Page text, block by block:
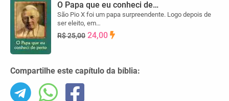
O Papa que eu conheci de…
São Pio X foi um papa surpreendente. Logo depois de
ser eleito, em…
R$ 25,00 24,00
Compartilhe este capítulo da bíblia: